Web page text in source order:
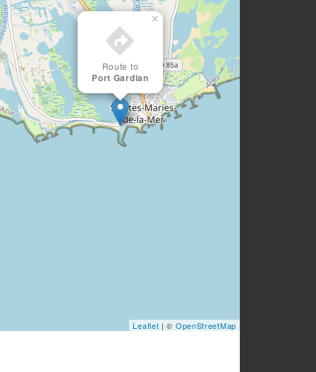
Route to
Port Gardian
×
Leaflet | © OpenStreetMap